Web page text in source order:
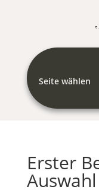
Seite wählen
Erster